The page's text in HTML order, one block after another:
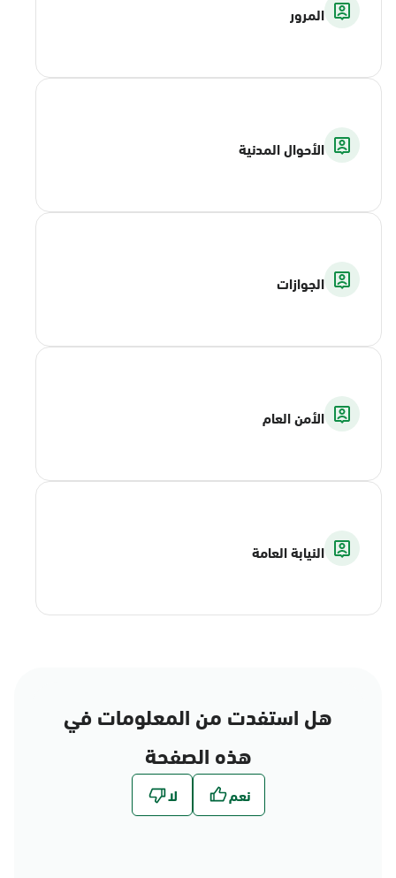
المرور
الأحوال المدنية
الجوازات
الأمن العام
النيابة العامة
هل استفدت من المعلومات في
هذه الصفحة